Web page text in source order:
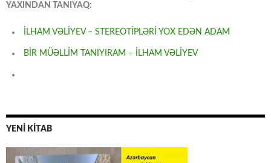
YAXINDAN TANIYAQ:
İLHAM VƏLİYEV – STEREOTİPLƏRİ YOX EDƏN ADAM
BİR MÜƏLLİM TANIYIRAM – İLHAM VƏLİYEV
YENİ KİTAB